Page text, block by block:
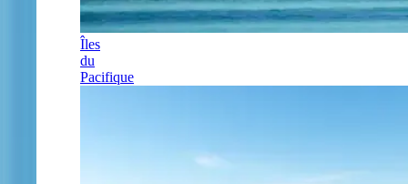
Îles
du
Pacifique